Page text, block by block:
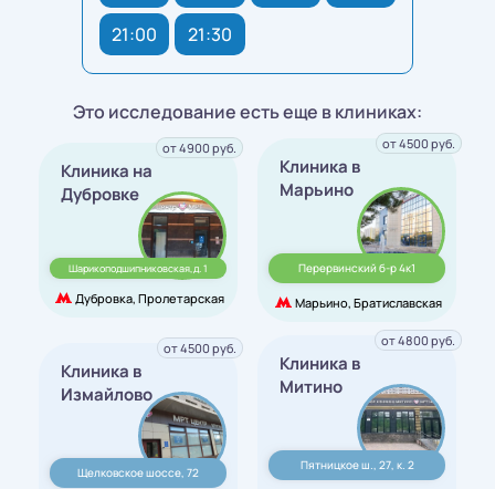
21:00
21:30
Это исследование есть еще в клиниках:
Клиника на
Дубровке
Шарикоподшипниковская,д. 1
Дубровка, Пролетарская
от 4900 руб.
Клиника в
Марьино
Перервинский б-р 4к1
Марьино, Братиславская
от 4500 руб.
Клиника в
Измайлово
Щелковское шоссе, 72
от 4500 руб.
Клиника в
Митино
Пятницкое ш., 27, к. 2
от 4800 руб.